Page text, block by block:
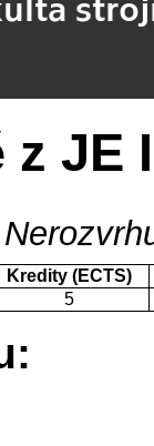
z JE
Kredity (ECTS)
5